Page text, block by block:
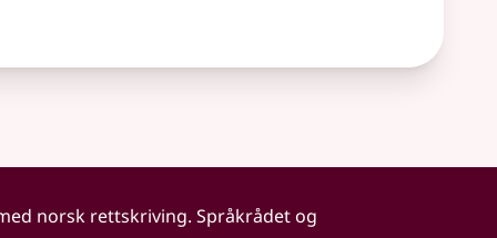
norsk rettskriving. Språkrådet og